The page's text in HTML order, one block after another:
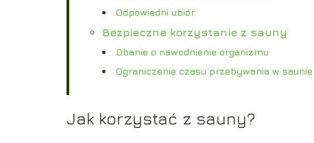
Odpowiedni ubiór
Bezpieczne korzystanie z sauny
Dbanie o nawodnienie organizmu
Ograniczenie czasu przebywania w saunie
Jak korzystać z sauny?